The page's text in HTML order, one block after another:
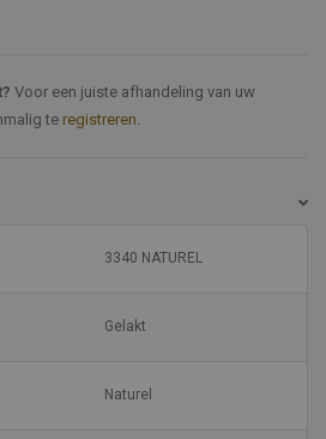
Voor een juiste afhandeling van uw
te registreren.
3340 NATUREL
Gelakt
Naturel